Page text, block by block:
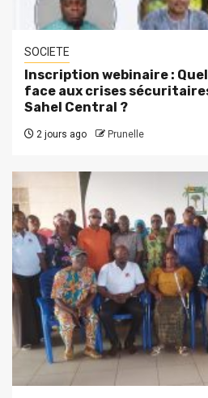
SOCIETE
Inscription webinaire :
face aux crises
Sahel Central ?
2 jours ago Prunelle